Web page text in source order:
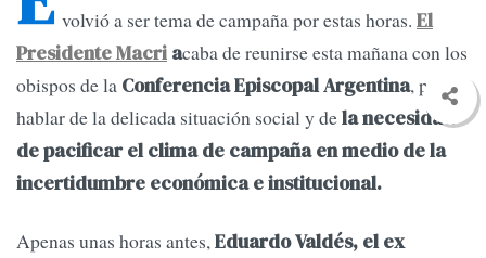
volvió a ser tema de campaña por estas horas. El
Presidente Macri acaba de reunirse esta mañana con los
obispos de la Conferencia Episcopal Argentina, para
hablar de la delicada situación social y dela necesidad
de pacificar el clima de campaña en medio de la
incertidumbre económica e institucional.
Apenas unas horas antes,Eduardo Valdés, el ex